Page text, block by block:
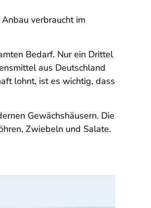
Anbau verbraucht im
Bedarf. Nur ein Drittel
aus Deutschland
lohnt, ist es wichtig, dass
Gewächshäusern. Die
Zwiebeln und Salate.